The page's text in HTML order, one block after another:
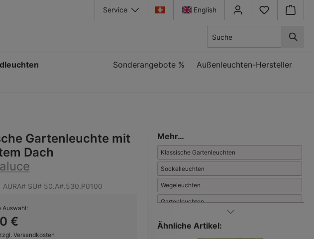
Service
English
Sonderangebote %
Außenleuchten-Hersteller
Gartenleuchte mit
Dach
AURA# SU# 50.A#.530.P0100
Auswahl:
€
Versandkosten
Mehr…
Klassische Gartenleuchten
Sockelleuchten
Wegeleuchten
Gartenleuchten
Ähnliche Artikel: